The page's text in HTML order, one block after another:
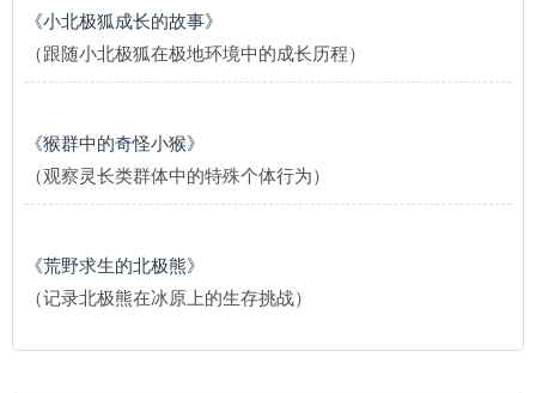
《小北极狐成长的故事》
（跟随小北极狐在极地环境中的成长历程）
《猴群中的奇怪小猴》
（观察灵长类群体中的特殊个体行为）
《荒野求生的北极熊》
（记录北极熊在冰原上的生存挑战）